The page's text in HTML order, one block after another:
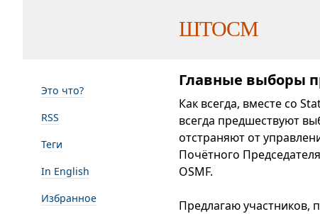
ШТОСМ
Это что?
RSS
Теги
In English
Избранное
Главные выборы
Как всегда, вместе со
всегда предшествуют
отстраняют от
Почётного
OSMF.
Предлагаю участников,